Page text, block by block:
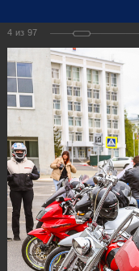
Точный
https://
4 из 97